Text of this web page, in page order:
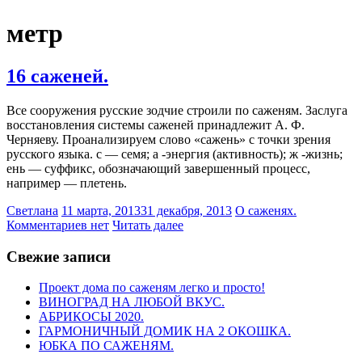
метр
16 саженей.
Все сооружения русские зодчие строили по саженям. Заслуга
восстановления системы саженей принадлежит А. Ф.
Черняеву. Проанализируем слово «сажень» с точки зрения
русского языка. с — семя; а -энергия (активность); ж -жизнь;
ень — суффикс, обозначающий завершенный процесс,
например — плетень.
Светлана 11 марта, 201331 декабря, 2013 О саженях.
Комментариев нет Читать далее
Свежие записи
Проект дома по саженям легко и просто!
ВИНОГРАД НА ЛЮБОЙ ВКУС.
АБРИКОСЫ 2020.
ГАРМОНИЧНЫЙ ДОМИК НА 2 ОКОШКА.
ЮБКА ПО САЖЕНЯМ.